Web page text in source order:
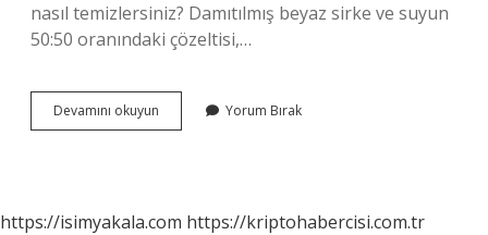
nasıl temizlersiniz? Damıtılmış beyaz sirke ve suyun
50:50 oranındaki çözeltisi,…
Devamını okuyun
Ne
Yorum Bırak
https://isimyakala.com https://kriptohabercisi.com.tr